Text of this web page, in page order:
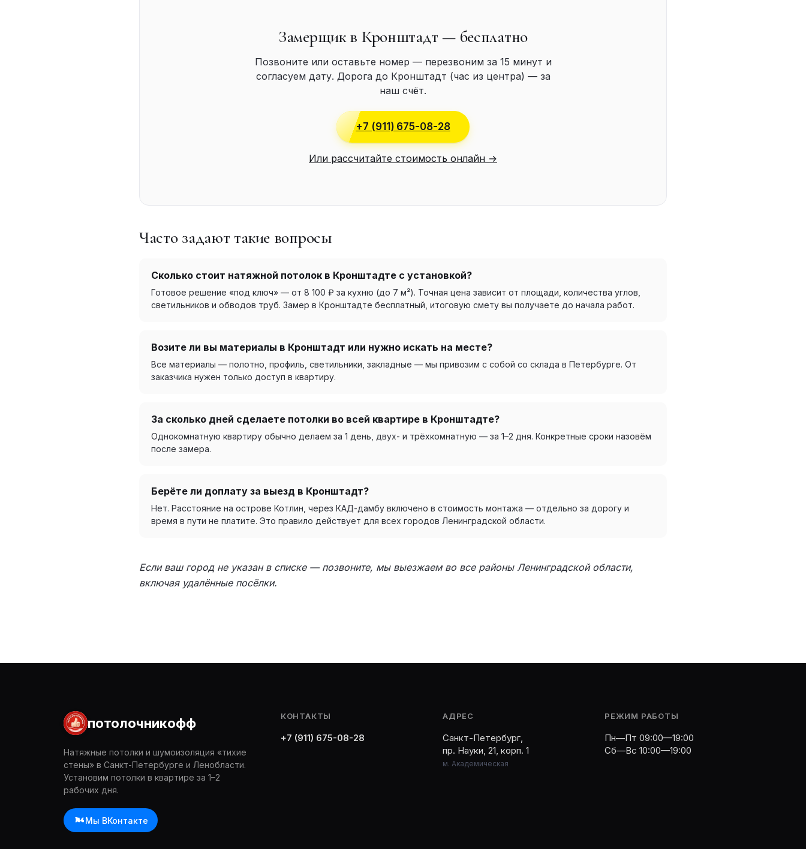
Замерщик в Кронштадт — бесплатно
Позвоните или оставьте номер — перезвоним за 15 минут и
согласуем дату. Дорога до Кронштадт (час из центра) — за
наш счёт.
+7 (911) 675-08-28
Или рассчитайте стоимость онлайн →
Часто задают такие вопросы
Сколько стоит натяжной потолок в Кронштадте с установкой?
Готовое решение «под ключ» — от 8 100 ₽ за кухню (до 7 м²). Точная цена зависит от площади, количества углов,
светильников и обводов труб. Замер в Кронштадте бесплатный, итоговую смету вы получаете до начала работ.
Возите ли вы материалы в Кронштадт или нужно искать на месте?
Все материалы — полотно, профиль, светильники, закладные — мы привозим с собой со склада в Петербурге. От
заказчика нужен только доступ в квартиру.
За сколько дней сделаете потолки во всей квартире в Кронштадте?
Однокомнатную квартиру обычно делаем за 1 день, двух- и трёхкомнатную — за 1–2 дня. Конкретные сроки назовём
после замера.
Берёте ли доплату за выезд в Кронштадт?
Нет. Расстояние на острове Котлин, через КАД-дамбу включено в стоимость монтажа — отдельно за дорогу и
время в пути не платите. Это правило действует для всех городов Ленинградской области.
Если ваш город не указан в списке — позвоните, мы выезжаем во все районы Ленинградской области,
включая удалённые посёлки.
потолочникофф
Натяжные потолки и шумоизоляция «тихие
стены» в Санкт-Петербурге и Ленобласти.
Установим потолки в квартире за 1–2
рабочих дня.
Мы ВКонтакте
КОНТАКТЫ
+7 (911) 675-08-28
АДРЕС
Санкт-Петербург,
пр. Науки, 21, корп. 1
м. Академическая
РЕЖИМ РАБОТЫ
Пн—Пт 09:00—19:00
Сб—Вс 10:00—19:00